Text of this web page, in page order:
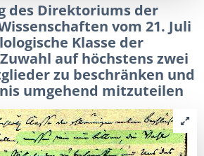
des Direktoriums der
vom 21. Juli
Klasse der
auf höchstens zwei
zu beschränken und
umgehend mitzuteilen